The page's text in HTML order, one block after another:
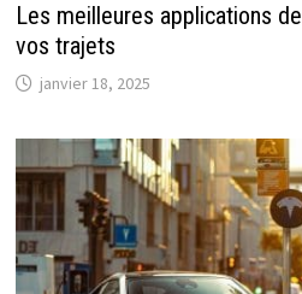
Les meilleures applications
vos trajets
janvier 18, 2025